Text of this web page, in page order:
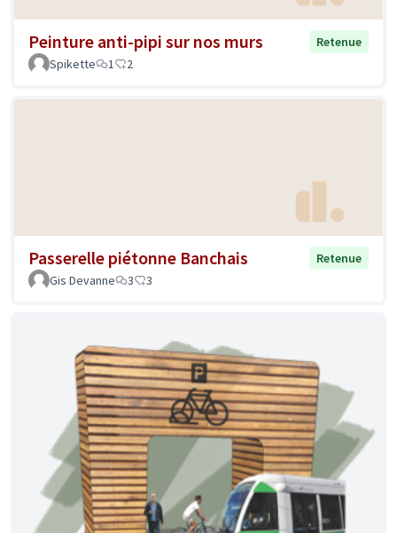
Peinture anti-pipi sur nos murs
Retenue
Spikette
1 2
Passerelle piétonne Banchais
Retenue
Gis Devanne
3 3